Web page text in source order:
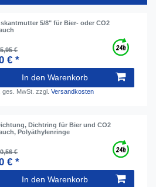
5/8" für Bier- oder CO2
€
€ *
In den Warenkorb
ges. MwSt. zzgl.Versandkosten
Dichtring für Bier und CO2
Polyäthylenringe
€
€ *
In den Warenkorb